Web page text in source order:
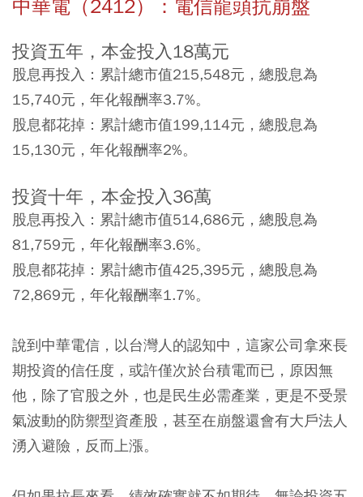
中華電（2412）：電信龍頭抗崩盤
投資五年，本金投入18萬元
股息再投入：累計總市值215,548元，總股息為
15,740元，年化報酬率3.7%。
股息都花掉：累計總市值199,114元，總股息為
15,130元，年化報酬率2%。
投資十年，本金投入36萬
股息再投入：累計總市值514,686元，總股息為
81,759元，年化報酬率3.6%。
股息都花掉：累計總市值425,395元，總股息為
72,869元，年化報酬率1.7%。
說到中華電信，以台灣人的認知中，這家公司拿來長
期投資的信任度，或許僅次於台積電而已，原因無
他，除了官股之外，也是民生必需產業，更是不受景
氣波動的防禦型資產股，甚至在崩盤還會有大戶法人
湧入避險，反而上漲。